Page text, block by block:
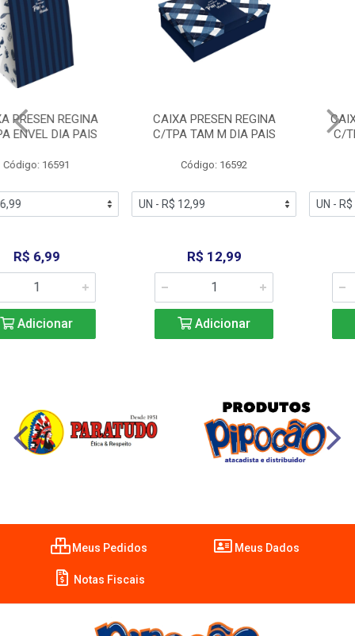
CAIXA PRESEN REGINA
C/TPA TAM M DIA PAIS
Código: 16592
Adicionar
CAIXA PRESEN REGINA
C/TPA CUBO DIA PAIS
Código: 16589
Adicionar
Meus Pedidos Meus Dados
Notas Fiscais